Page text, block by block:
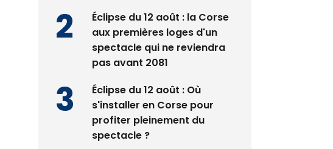
nouvelle Miss Corse 2026
Éclipse du 12 août : la Corse
aux premières loges d'un
pas avant 2081
Éclipse du 12 août : Où
s'installer en Corse pour